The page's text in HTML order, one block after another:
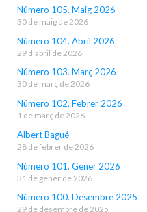
Número 105. Maig 2026
30 de maig de 2026
Número 104. Abril 2026
29 d'abril de 2026
Número 103. Març 2026
30 de març de 2026
Número 102. Febrer 2026
1 de març de 2026
Albert Bagué
28 de febrer de 2026
Número 101. Gener 2026
31 de gener de 2026
Número 100. Desembre 2025
29 de desembre de 2025